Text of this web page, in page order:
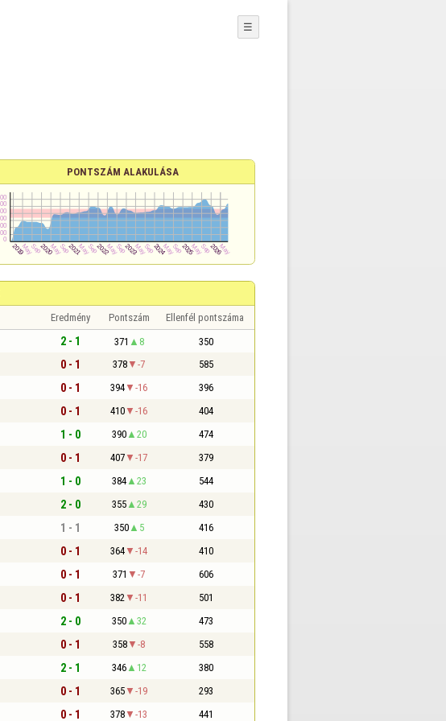
☰
PONTSZÁM ALAKULÁSA
Eredmény Pontszám Ellenfél pontszáma
2 - 1 371 8 350
0 - 1 378 -7 585
0 - 1 394 -16 396
0 - 1 410 -16 404
1 - 0 390 20 474
0 - 1 407 -17 379
1 - 0 384 23 544
2 - 0 355 29 430
1 - 1 350 5 416
0 - 1 364 -14 410
0 - 1 371 -7 606
0 - 1 382 -11 501
2 - 0 350 32 473
0 - 1 358 -8 558
2 - 1 346 12 380
0 - 1 365 -19 293
0 - 1 378 -13 441